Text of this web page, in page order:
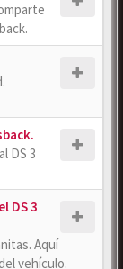
DS 3
DS 3
Aquí
vehículo.